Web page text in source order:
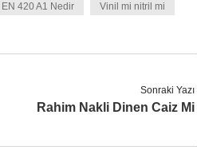
EN 420 A1 Nedir Vinil mi nitril mi
Sonraki Yazı
Rahim Nakli Dinen Caiz Mi